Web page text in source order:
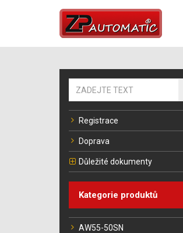
Registrace
Doprava
Důležité dokumenty
Kategorie produktů
AW55-50SN